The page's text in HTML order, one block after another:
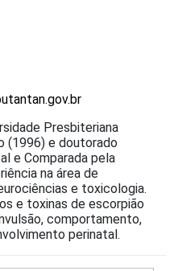
Presbiteriana
(1996) e doutorado
e Comparada pela
na área de
e toxicologia.
e toxinas de escorpião
comportamento,
perinatal.